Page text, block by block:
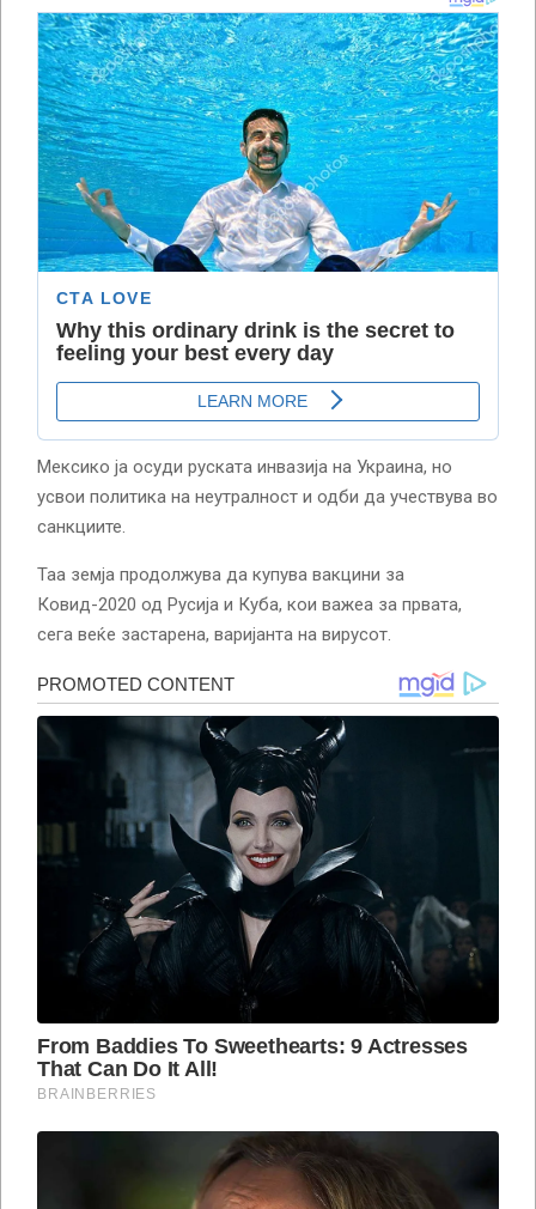
Мексико ја осуди руската инвазија на Украина, но
усвои политика на неутралност и одби да учествува во
санкциите.
Таа земја продолжува да купува вакцини за
Ковид-2020 од Русија и Куба, кои важеа за првата,
сега веќе застарена, варијанта на вирусот.